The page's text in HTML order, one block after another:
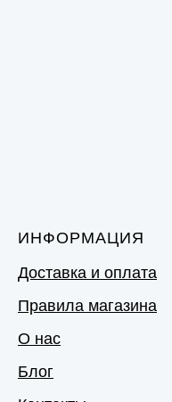
ИНФОРМАЦИЯ
Доставка и оплата
Правила магазина
О нас
Блог